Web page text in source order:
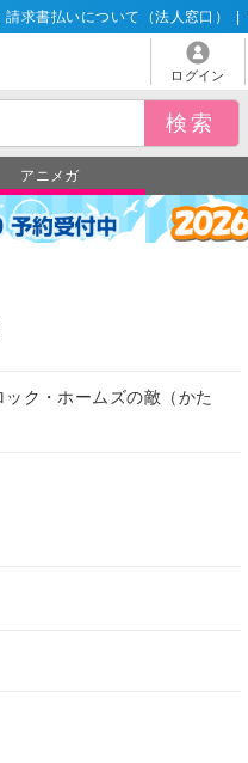
請求書払いについて（法人窓口）
ログイン
アニメガ
ク・ホームズの敵（かた